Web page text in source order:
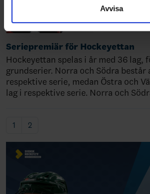
Avvisa
Seriepremiär för Hockeyettan
Hockeyettan spelas i år med 36 lag,
grundserier. Norra och Södra består
respektive serie, medan Östra och
lag i respektive serie. Norra och
1 2